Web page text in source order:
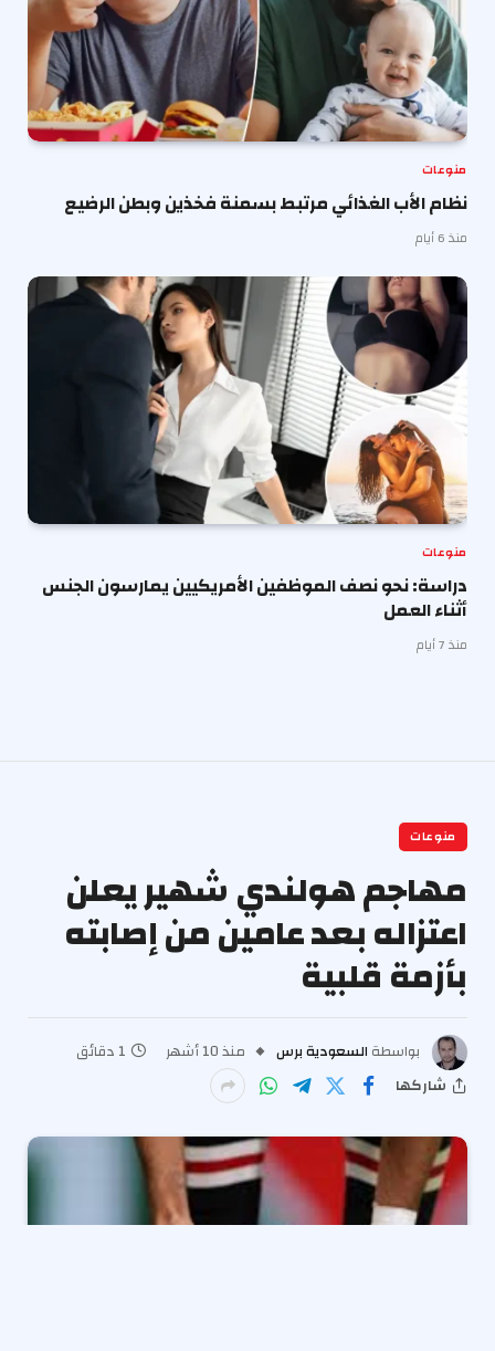
منوعات
نظام الأب الغذائي مرتبط بسمنة فخذين وبطن الرضيع
منذ 6 أيام
منوعات
دراسة: نحو نصف الموظفين الأمريكيين يمارسون الجنس
أثناء العمل
منذ 7 أيام
منوعات
مهاجم هولندي شهير يعلن
اعتزاله بعد عامين من إصابته
بأزمة قلبية
بواسطة السعودية برس منذ 10 أشهر
1 دقائق
شاركها